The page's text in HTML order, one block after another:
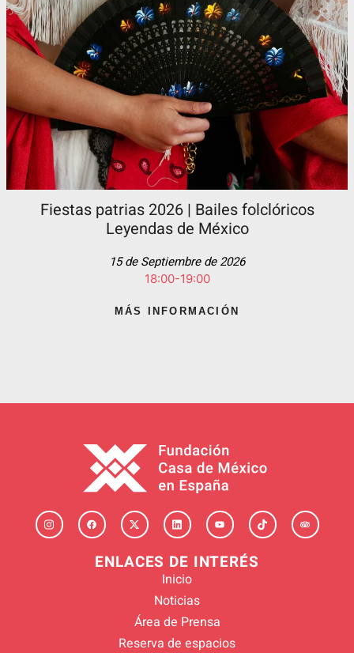
Fiestas patrias 2026 | Bailes folclóricos
Leyendas de México
15 de Septiembre de 2026
18:00-19:00
MÁS INFORMACIÓN
ENLACES DE INTERÉS
Inicio
Noticias
Área de Prensa
Reserva de espacios